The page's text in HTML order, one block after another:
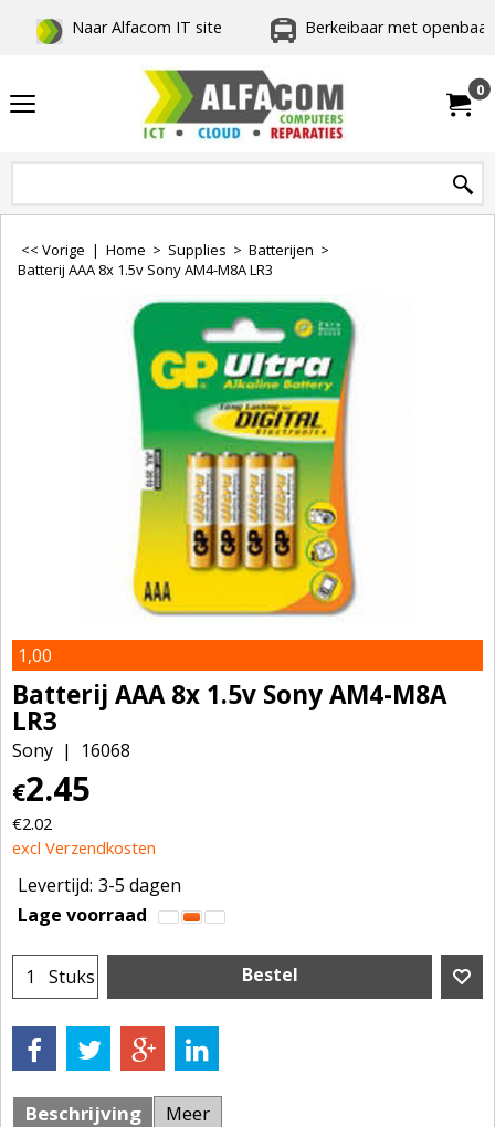
Naar Alfacom IT site Berkeibaar met
0
<< Vorige | Home > Supplies > Batterijen >
Batterij AAA 8x 1.5v Sony AM4-M8A LR3
1,00
Batterij AAA 8x 1.5v Sony AM4-M8A
LR3
Sony 16068
€2.45
€2.02
excl Verzendkosten
Levertijd: 3-5 dagen
Lage voorraad
Stuks Bestel
Beschrijving Meer